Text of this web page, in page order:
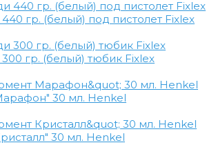
гр. (белый) под пистолет Fixlex
гр. (белый) тюбик Fixlex
30 мл. Henkel
30 мл. Henkel